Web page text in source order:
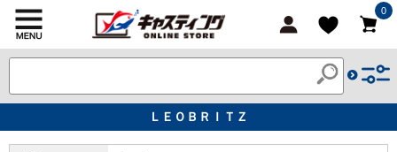
0
ＬＥＯＢＲＩＴＺ